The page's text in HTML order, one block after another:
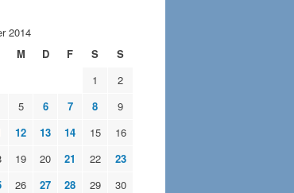
2014
M D F S
S
1
2
5 6 7 8
9
12 13 14 15
16
19 20 21 22
23
26 27 28 29 30